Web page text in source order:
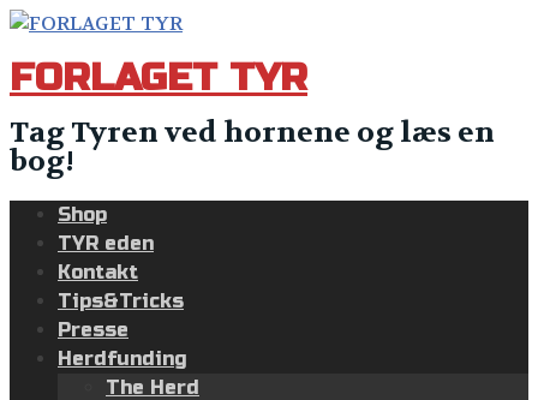
Skip
content
FORLAGET TYR
Tag Tyren ved hornene og læs en
bog!
Shop
TYR eden
Kontakt
Tips&Tricks
Presse
Herdfunding
The Herd